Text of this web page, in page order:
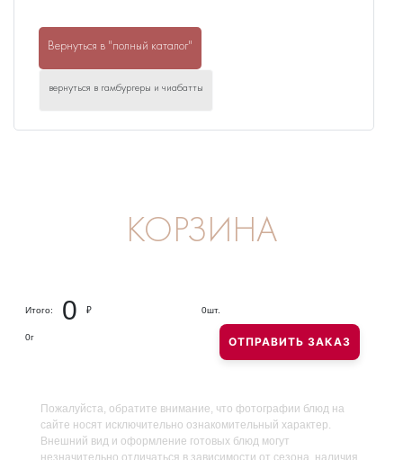
Вернуться в "полный каталог"
вернуться в гамбургеры и чиабатты
КОРЗИНА
Итого: 0 ₽ 0шт.
0г ОТПРАВИТЬ ЗАКАЗ
Пожалуйста, обратите внимание, что фотографии блюд на
сайте носят исключительно ознакомительный характер.
Внешний вид и оформление готовых блюд могут